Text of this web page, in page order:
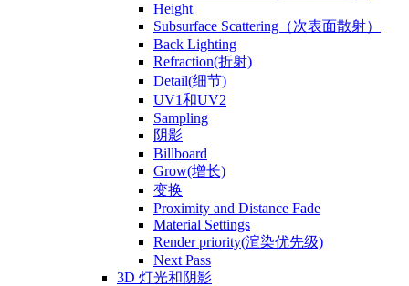
Height
Subsurface Scattering（次表面散射）
Back Lighting
Refraction(折射)
Detail(细节)
UV1和UV2
Sampling
阴影
Billboard
Grow(增长)
变换
Proximity and Distance Fade
Material Settings
Render priority(渲染优先级)
Next Pass
3D 灯光和阴影